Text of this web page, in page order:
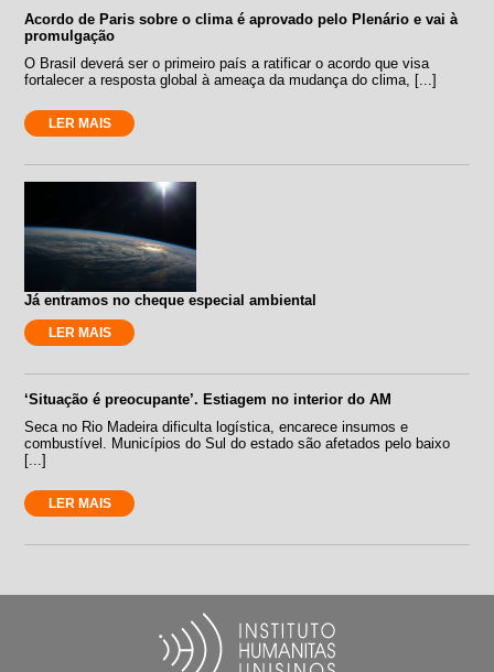
Acordo de Paris sobre o clima é aprovado pelo Plenário e vai à
promulgação
O Brasil deverá ser o primeiro país a ratificar o acordo que visa
fortalecer a resposta global à ameaça da mudança do clima, [...]
LER MAIS
Já entramos no cheque especial ambiental
LER MAIS
‘Situação é preocupante’. Estiagem no interior do AM
Seca no Rio Madeira dificulta logística, encarece insumos e
combustível. Municípios do Sul do estado são afetados pelo baixo
[...]
LER MAIS